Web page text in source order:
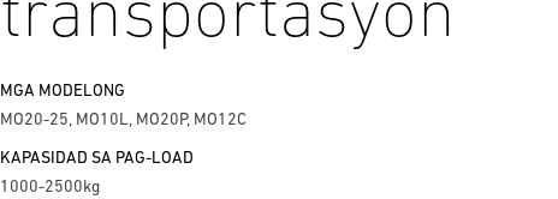
MGA MODELONG
MO20-25, MO10L, MO20P, MO12C
KAPASIDAD SA PAG-LOAD
1000-2500kg